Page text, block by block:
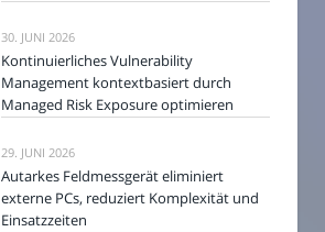
30. JUNI 2026
Kontinuierliches Vulnerability
Management kontextbasiert durch
Managed Risk Exposure optimieren
29. JUNI 2026
Autarkes Feldmessgerät eliminiert
externe PCs, reduziert Komplexität und
Einsatzzeiten